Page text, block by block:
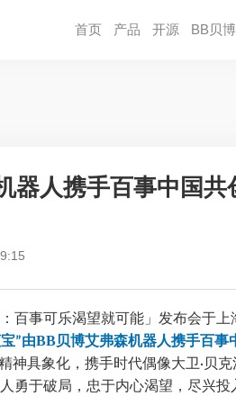
首页 产品 开源 BB贝
器人携手百事中国共
百事可乐渴望就可能」发布会于
”由BB贝博艾弗森机器人携手百事
神具象化，携手时代偶像大卫· 贝
勇于破局，忠于内心渴望，尽兴投